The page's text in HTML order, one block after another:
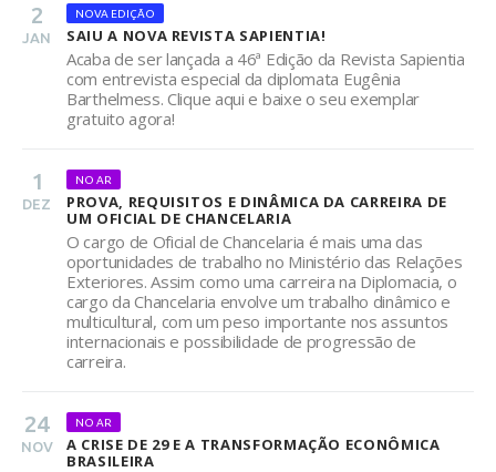
2
JAN
NOVA EDIÇÃO
SAIU A NOVA REVISTA SAPIENTIA!
Acaba de ser lançada a 46ª Edição da Revista Sapientia
com entrevista especial da diplomata Eugênia
Barthelmess. Clique aqui e baixe o seu exemplar
gratuito agora!
1
DEZ
NO AR
PROVA, REQUISITOS E DINÂMICA DA CARREIRA DE
UM OFICIAL DE CHANCELARIA
O cargo de Oficial de Chancelaria é mais uma das
oportunidades de trabalho no Ministério das Relações
Exteriores. Assim como uma carreira na Diplomacia, o
cargo da Chancelaria envolve um trabalho dinâmico e
multicultural, com um peso importante nos assuntos
internacionais e possibilidade de progressão de
carreira.
24
NOV
NO AR
A CRISE DE 29 E A TRANSFORMAÇÃO ECONÔMICA
BRASILEIRA